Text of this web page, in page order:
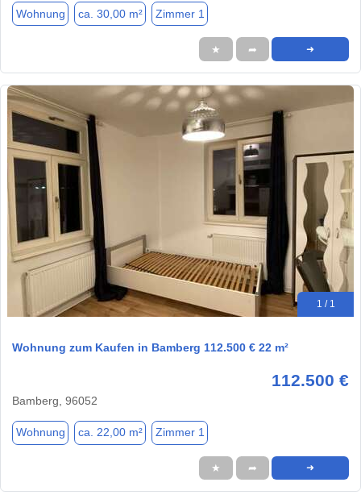
Wohnung ca. 30,00 m² Zimmer 1
★ ➦ ➜
1 / 1
Wohnung zum Kaufen in Bamberg 112.500 € 22 m²
112.500 €
Bamberg, 96052
Wohnung ca. 22,00 m² Zimmer 1
★ ➦ ➜